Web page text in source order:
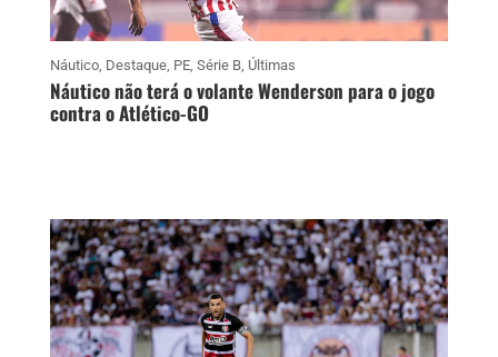
Náutico, Destaque, PE, Série B, Últimas
Náutico não terá o volante Wenderson para o jogo
contra o Atlético-GO